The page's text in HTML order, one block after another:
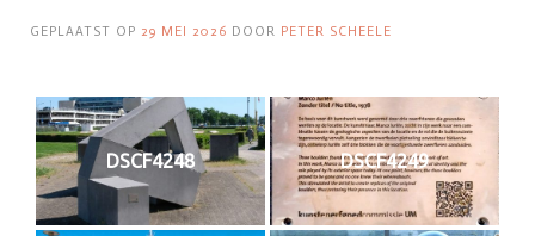
GEPLAATST OP 29 MEI 2026 DOOR PETER SCHEELE
DSCF4248 DSCF4249